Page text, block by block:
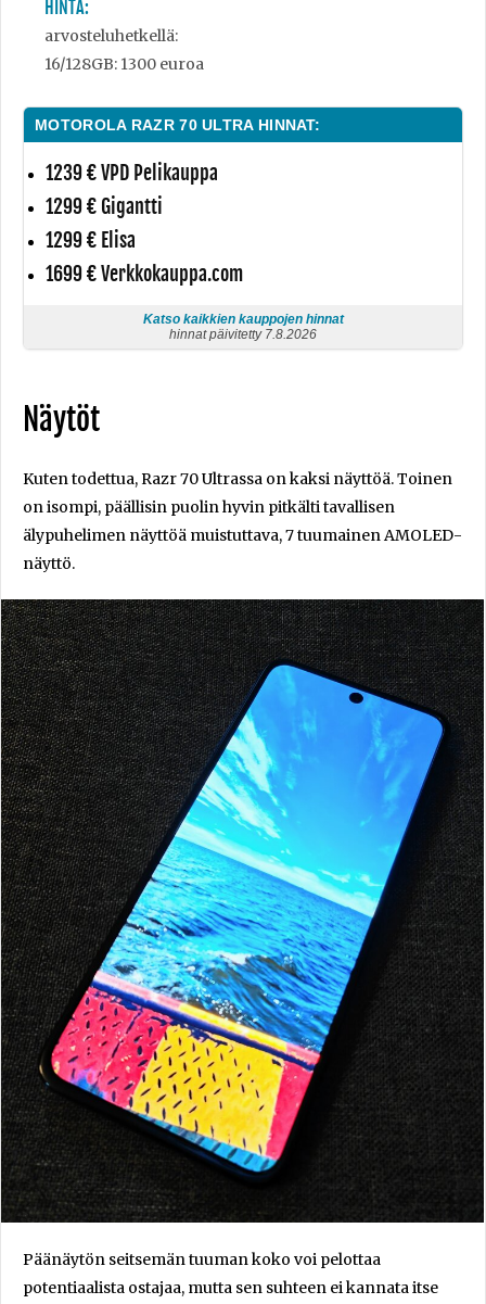
HINTA:
arvosteluhetkellä:
16/128GB: 1300 euroa
MOTOROLA RAZR 70 ULTRA HINNAT:
1239 € VPD Pelikauppa
1299 € Gigantti
1299 € Elisa
1699 € Verkkokauppa.com
Katso kaikkien kauppojen hinnat
hinnat päivitetty 7.8.2026
Näytöt
Kuten todettua, Razr 70 Ultrassa on kaksi näyttöä. Toinen
on isompi, päällisin puolin hyvin pitkälti tavallisen
älypuhelimen näyttöä muistuttava, 7 tuumainen AMOLED-
näyttö.
Päänäytön seitsemän tuuman koko voi pelottaa
potentiaalista ostajaa, mutta sen suhteen ei kannata itse